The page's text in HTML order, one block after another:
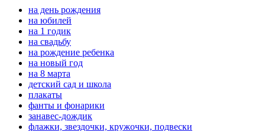
на день рождения
на юбилей
на 1 годик
на свадьбу
на рождение ребенка
на новый год
на 8 марта
детский сад и школа
плакаты
фанты и фонарики
занавес-дождик
флажки, звездочки, кружочки, подвески